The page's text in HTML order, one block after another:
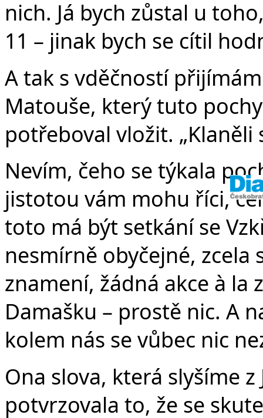
nich. Já bych zůstal u
11 – jinak bych se cítil
A tak s vděčností
Matouše, který tuto
potřeboval vložit. „Klaněli
Nevím, čeho se týkala
jistotou vám mohu říci,
toto má být setkání se
nesmírně obyčejné, zcela
znamení, žádná akce à la
Damašku – prostě nic. A
kolem nás se vůbec nic
Ona slova, která slyšíme
potvrzovala to, že se